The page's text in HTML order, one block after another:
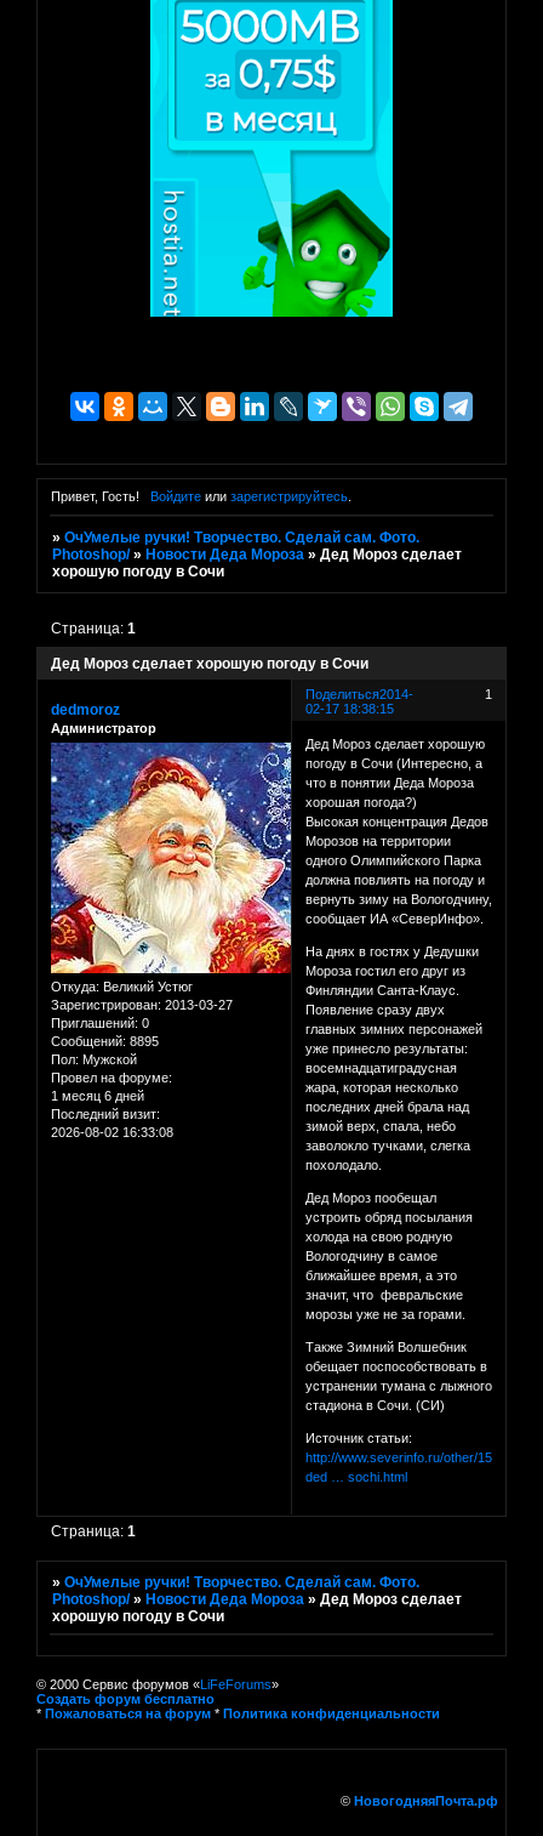
Привет, Гость! Войдитеили зарегистрируйтесь.
»ОчУмелые ручки! Творчество. Сделай сам. Фото.
Photoshop/ » Новости Деда Мороза »Дед Мороз сделает
хорошую погоду в Сочи
Дед Мороз сделает хорошую погоду в Сочи
Страница:1
Поделиться 1
2014-
02-17 18:38:15
dedmoroz
Администратор
Откуда: Великий Устюг
Зарегистрирован: 2013-03-27
Приглашений: 0
Сообщений: 8895
Пол: Мужской
Провел на форуме:
1 месяц 6 дней
Последний визит:
2026-08-02 16:33:08
Дед Мороз сделает хорошую
погоду в Сочи (Интересно, а
что в понятии Деда Мороза
хорошая погода?)
Высокая концентрация Дедов
Морозов на территории
одного Олимпийского Парка
должна повлиять на погоду и
вернуть зиму на Вологодчину,
сообщает ИА «СеверИнфо».
На днях в гостях у Дедушки
Мороза гостил его друг из
Финляндии Санта-Клаус.
Появление сразу двух
главных зимних персонажей
уже принесло результаты:
восемнадцатиградусная
жара, которая несколько
последних дней брала над
зимой верх, спала, небо
заволокло тучками, слегка
похолодало.
Дед Мороз пообещал
устроить обряд посылания
холода на свою родную
Вологодчину в самое
ближайшее время, а это
значит, что февральские
морозы уже не за горами.
Также Зимний Волшебник
обещает поспособствовать в
устранении тумана с лыжного
стадиона в Сочи. (СИ)
Источник статьи:
http://www.severinfo.ru/other/15183-
ded … sochi.html
Страница:1
»ОчУмелые ручки! Творчество. Сделай сам. Фото.
Photoshop/ »Новости Деда Мороза »Дед Мороз сделает
хорошую погоду в Сочи
© 2000 Сервис форумов «LiFeForums»
Создать форум бесплатно
* Пожаловаться на форум * Политика конфиденциальности
© НовогодняяПочта.рф